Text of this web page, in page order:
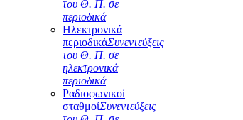
του Θ. Π. σε
περιοδικά
Ηλεκτρονικά
περιοδικάΣυνεντεύξεις
του Θ. Π. σε
ηλεκτρονικά
περιοδικά
Ραδιοφωνικοί
σταθμοίΣυνεντεύξεις